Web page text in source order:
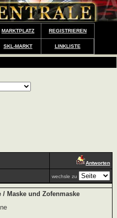
MARKTPLATZ REGISTRIEREN
SKL-MARKT LINKLISTE
Antworten
wechsle zu
/ Maske und Zofenmaske